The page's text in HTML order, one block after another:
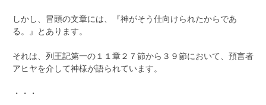
しかし、冒頭の文章には、『神がそう仕向けられたからであ
る。』とあります。
それは、列王記第一の１１章２７節から３９節において、預言者
アヒヤを介して神様が語られています。
・・・